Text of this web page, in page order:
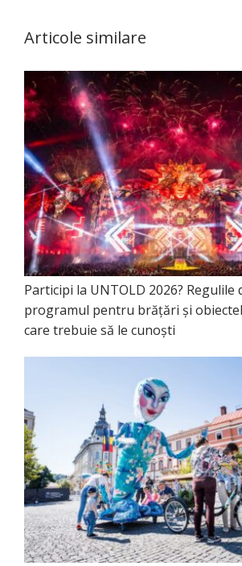
Articole similare
Participi la UNTOLD 2026? Regulile
programul pentru brățări și
care trebuie să le cunoști